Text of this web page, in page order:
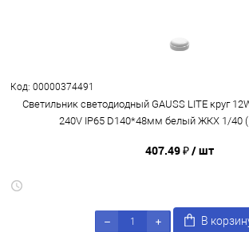
Код: 00000374491
Светильник светодиодный GAUSS LITE круг
240V IP65 D140*48мм белый ЖКХ 1/40
407.49 ₽/ шт
В